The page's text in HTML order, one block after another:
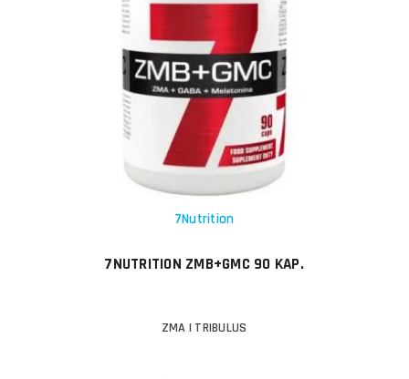
7Nutrition
7NUTRITION ZMB+GMC 90 KAP.
ZMA I TRIBULUS